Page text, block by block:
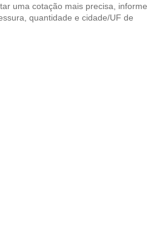
uma cotação mais precisa, informe
quantidade e cidade/UF de
o tipo de chapa mais adequado